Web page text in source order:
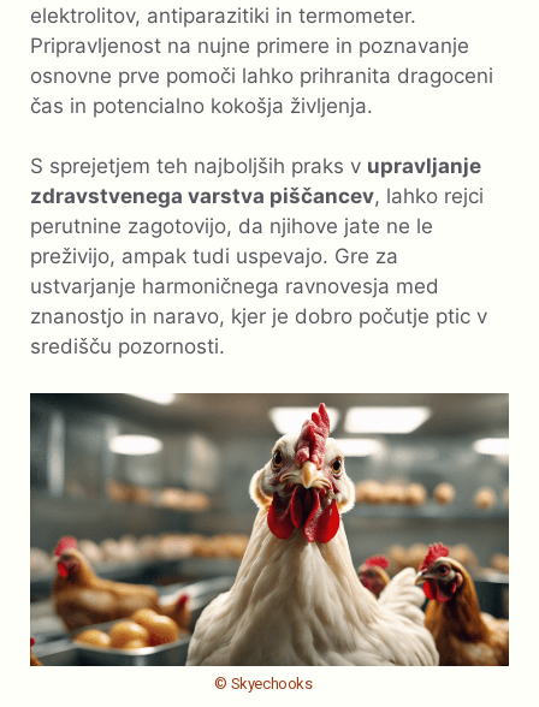
elektrolitov, antiparazitiki in termometer.
Pripravljenost na nujne primere in poznavanje
osnovne prve pomoči lahko prihranita dragoceni
čas in potencialno kokošja življenja.
S sprejetjem teh najboljših praks v upravljanje
zdravstvenega varstva piščancev, lahko rejci
perutnine zagotovijo, da njihove jate ne le
preživijo, ampak tudi uspevajo. Gre za
ustvarjanje harmoničnega ravnovesja med
znanostjo in naravo, kjer je dobro počutje ptic v
središču pozornosti.
© Skyechooks